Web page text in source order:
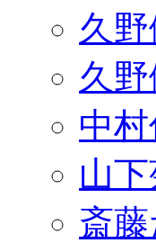
久
久
中
山
斎